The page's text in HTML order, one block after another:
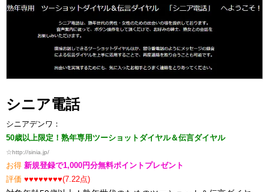
シニア電話
シニアデンワ：
50歳以上限定！熟年専用ツーショットダイヤル＆伝言ダイヤル
☆ http://sinia.jp/
お得 新規登録で1,000円分無料ポイントプレゼント
評価 ♥♥♥♥♥♥♥♥(7.22点)